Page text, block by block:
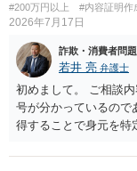
#200万円以上
#内容証明作
2026年7月17日
詐欺・消費者問
若井 亮 弁護士
初めまして。 ご相談
号が分かっているので
得することで身元を特
ろです。 LINEについ